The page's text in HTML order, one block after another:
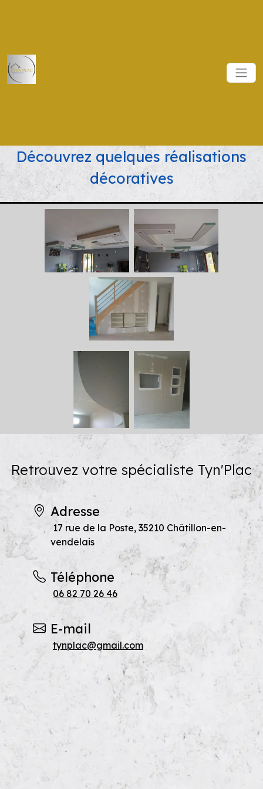
Découvrez quelques réalisations
décoratives
Retrouvez votre spécialiste Tyn'Plac
Adresse
17 rue de la Poste, 35210 Châtillon-en-
vendelais
Téléphone
06 82 70 26 46
E-mail
tynplac@gmail.com